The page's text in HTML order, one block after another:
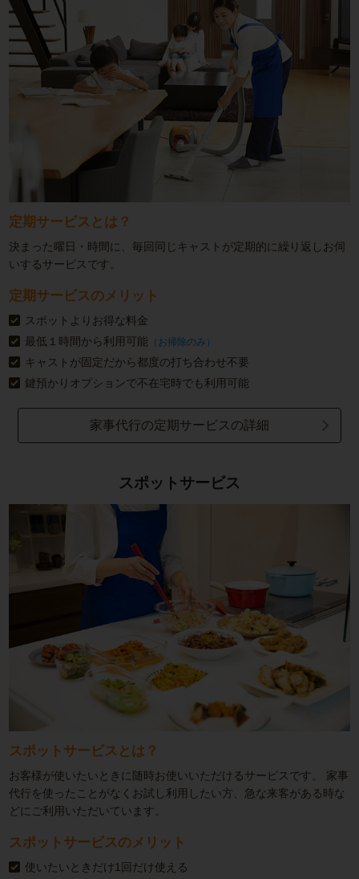
定期サービスとは？
決まった曜日・時間に、毎回同じキャストが定期的に繰り返しお伺
いするサービスです。
定期サービスのメリット
スポットよりお得な料金
最低１時間から利用可能 （お掃除のみ）
キャストが固定だから都度の打ち合わせ不要
鍵預かりオプションで不在宅時でも利用可能
家事代行の定期サービスの詳細
スポットサービス
スポットサービスとは？
お客様が使いたいときに随時お使いいただけるサービスです。
家事
代行を使ったことがなくお試し利用したい方、急な来客がある時な
どにご利用いただいています。
スポットサービスのメリット
使いたいときだけ1回だけ使える